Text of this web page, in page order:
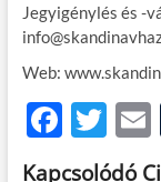
Jegyigénylés és -
Web:
F
ac
T
w
Kapcsolódó